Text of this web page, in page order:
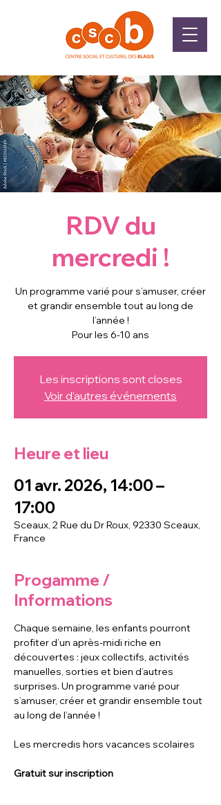
RDV du
mercredi !
Un programme varié pour s’amuser, créer
et grandir ensemble tout au long de
l’année !
Pour les 6-10 ans
Les inscriptions sont closes
Voir d'autres événements
Heure et lieu
01 avr. 2026, 14:00 –
17:00
Sceaux, 2 Rue du Dr Roux, 92330 Sceaux,
France
Progamme /
Informations
Chaque semaine, les enfants pourront
profiter d’un après-midi riche en
découvertes : jeux collectifs, activités
manuelles, sorties et bien d’autres
surprises. Un programme varié pour
s’amuser, créer et grandir ensemble tout
au long de l’année !
Les mercredis hors vacances scolaires
Gratuit sur inscription